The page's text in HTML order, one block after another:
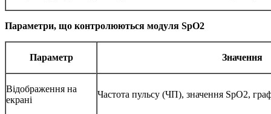
Параметри, що контролюються модуля SpO2
Параметр Значення
Відображення на
екрані
Частота пульсу (ЧП), значення SpO2,